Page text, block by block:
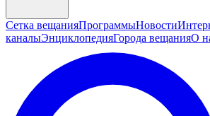
Сетка вещанияПрограммыНовости
каналыЭнциклопедияГорода вещанияО